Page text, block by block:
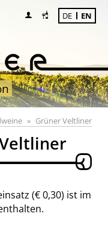
DE EN
Grüner Veltliner
(€ 0,30) ist im